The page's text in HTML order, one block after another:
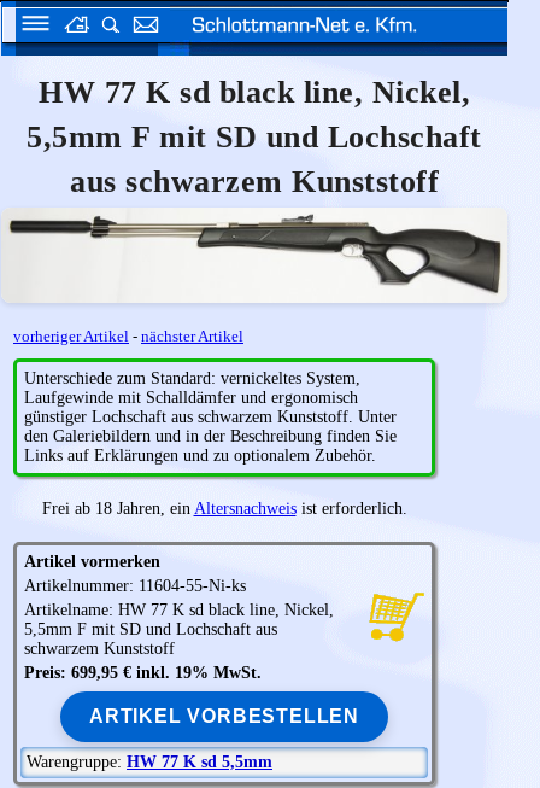
HW 77 K sd black line, Nickel,
5,5mm F mit SD und Lochschaft
aus schwarzem Kunststoff
vorheriger Artikel - nächster Artikel
Unterschiede zum Standard: vernickeltes System,
Laufgewinde mit Schalldämfer und ergonomisch
günstiger Lochschaft aus schwarzem Kunststoff. Unter
den Galeriebildern und in der Beschreibung finden Sie
Links auf Erklärungen und zu optionalem Zubehör.
Frei ab 18 Jahren, ein Altersnachweisist erforderlich.
Artikel vormerken
Artikelnummer: 11604-55-Ni-ks
Artikelname: HW 77 K sd black line, Nickel,
5,5mm F mit SD und Lochschaft aus
schwarzem Kunststoff
Preis: 699,95 € inkl. 19% MwSt.
ARTIKEL VORBESTELLEN
Warengruppe: HW 77 K sd 5,5mm